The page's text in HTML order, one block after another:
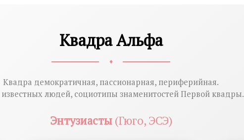
Квадра Альфа
♦
Квадра демократичная, пассионарная, периферийная.
людей, социотипы знаменитостей Первой квадры.
Энтузиасты(Гюго, ЭСЭ)